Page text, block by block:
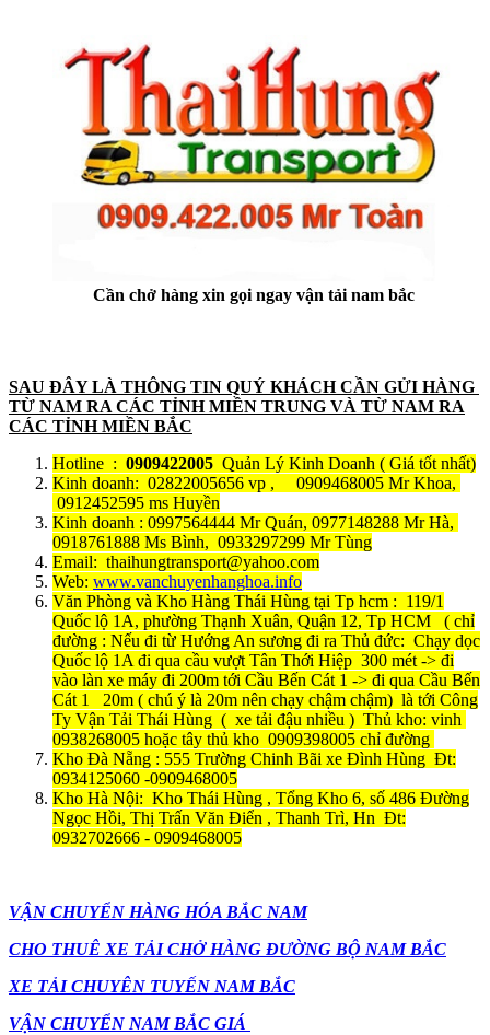
Cần chở hàng xin gọi ngay vận tải nam bắc
SAU ĐÂY LÀ THÔNG TIN QUÝ KHÁCH CẦN GỬI HÀNG
TỪ NAM RA CÁC TỈNH MIỀN TRUNG VÀ TỪ NAM RA
CÁC TỈNH MIỀN BẮC
Hotline : 0909422005 Quản Lý Kinh Doanh ( Giá tốt nhất)
Kinh doanh: 02822005656 vp , 0909468005 Mr Khoa,
0912452595 ms Huyền
Kinh doanh : 0997564444 Mr Quán, 0977148288 Mr Hà,
0918761888 Ms Bình, 0933297299 Mr Tùng
Email: thaihungtransport@yahoo.com
Web: www.vanchuyenhanghoa.info
Văn Phòng và Kho Hàng Thái Hùng tại Tp hcm : 119/1
Quốc lộ 1A, phường Thạnh Xuân, Quận 12, Tp HCM ( chỉ
đường : Nếu đi từ Hướng An sương đi ra Thủ đức: Chạy dọc
Quốc lộ 1A đi qua cầu vượt Tân Thới Hiệp 300 mét -> đi
vào làn xe máy đi 200m tới Cầu Bến Cát 1 -> đi qua Cầu Bến
Cát 1 20m ( chú ý là 20m nên chạy chậm chậm) là tới Công
Ty Vận Tải Thái Hùng ( xe tải đậu nhiều ) Thủ kho: vinh
0938268005 hoặc tây thủ kho 0909398005 chỉ đường
Kho Đà Nẵng : 555 Trường Chinh Bãi xe Đình Hùng Đt:
0934125060 -0909468005
Kho Hà Nội: Kho Thái Hùng , Tổng Kho 6, số 486 Đường
Ngọc Hồi, Thị Trấn Văn Điển , Thanh Trì, Hn Đt:
0932702666 - 0909468005
VẬN CHUYỂN HÀNG HÓA BẮC NAM
CHO THUÊ XE TẢI CHỞ HÀNG ĐƯỜNG BỘ NAM BẮC
XE TẢI CHUYÊN TUYẾN NAM BẮC
VẬN CHUYỂN NAM BẮC GIÁ